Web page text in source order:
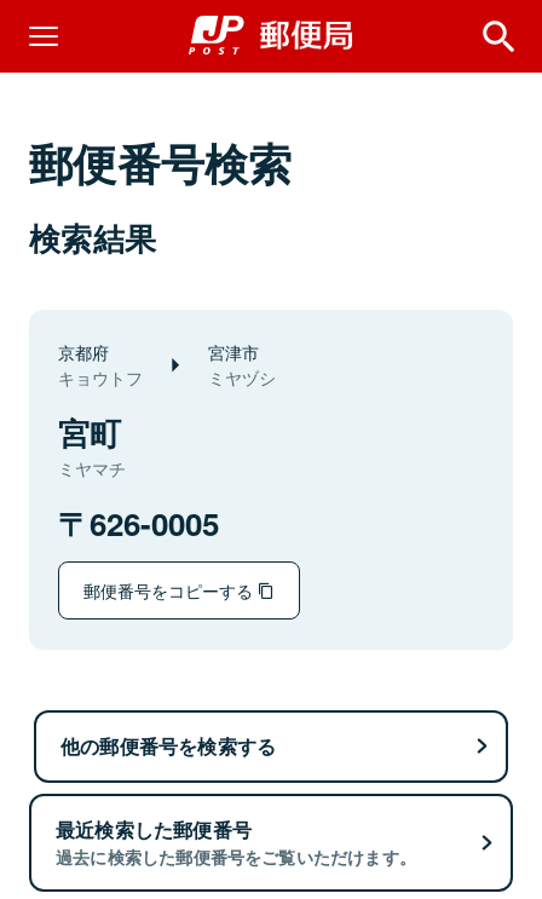
郵便番号検索
検索結果
京都府
キョウトフ
宮津市
ミヤヅシ
宮町
ミヤマチ
626-0005
郵便番号をコピーする
他の郵便番号を検索する
最近検索した郵便番号
過去に検索した郵便番号をご覧いただけます。